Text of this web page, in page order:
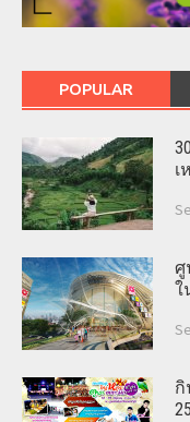
POPULAR
เ
ศู
ใ
กิ